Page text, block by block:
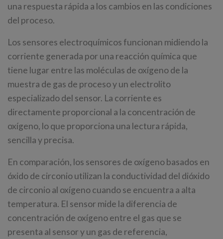
una respuesta rápida a los cambios en las condiciones
del proceso.
Los sensores electroquímicos funcionan midiendo la
corriente generada por una reacción química que
tiene lugar entre las moléculas de oxígeno de la
muestra de gas de proceso y un electrolito
especializado del sensor. La corriente es
directamente proporcional a la concentración de
oxígeno, lo que proporciona una lectura rápida,
sencilla y precisa.
En comparación, los sensores de oxígeno basados en
óxido de circonio utilizan la conductividad del dióxido
de circonio al oxígeno cuando se encuentra a alta
temperatura. El sensor mide la diferencia de
concentración de oxígeno entre el gas que se
presenta al sensor y un gas de referencia,